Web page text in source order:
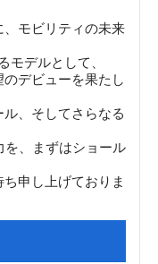
モビリティの未来
デルとして、
デビューを果たし
、そしてさらなる
、まずはショール
申し上げておりま